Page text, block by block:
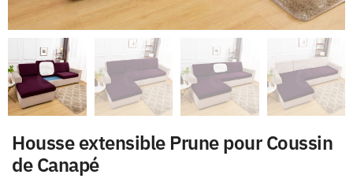
Housse extensible Prune pour Coussin
de Canapé